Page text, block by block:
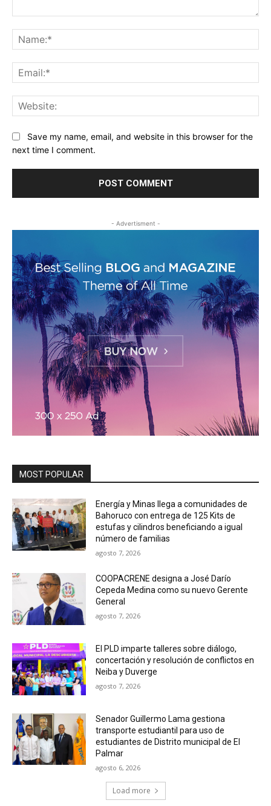
Save my name, email, and website in this browser for the
next time I comment.
- Advertisment -
MOST POPULAR
Energía y Minas llega a comunidades de
Bahoruco con entrega de 125 Kits de
estufas y cilindros beneficiando a igual
número de familias
agosto 7, 2026
COOPACRENE designa a José Darío
Cepeda Medina como su nuevo Gerente
General
agosto 7, 2026
El PLD imparte talleres sobre diálogo,
concertación y resolución de conflictos en
Neiba y Duverge
agosto 7, 2026
Senador Guillermo Lama gestiona
transporte estudiantil para uso de
estudiantes de Distrito municipal de El
Palmar
agosto 6, 2026
Load more